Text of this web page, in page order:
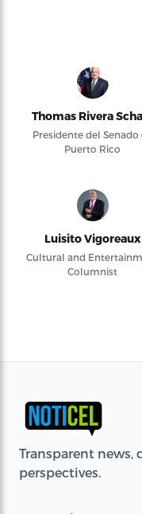
Thomas Rivera
Presidente del Senado
Puerto Rico
Luisito Vigoreaux
Cultural and
Columnist
Transparent news,
perspectives.